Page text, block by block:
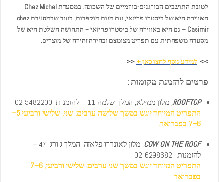
לטובת התושבים הבורגנים-בוהמיים של השכונה. במסעדת Chez Michel
האווירה היא של ביסטרו פריזאי, עם מנות מוקפדות, בעוד שבמסעדת chez
Casimir – גם היא באווירה של ביסטרו פריזאי – התחושה השלטת היא של
מסעדה משפחתית עם תפריט מצומצם ובחירה זהירה של מוצרים.
>> למידע נוסף לחצו כאן + <<
פרטים להזמנת מקומות :
ROOFTOP
,מלון ממילא, המלך שלמה 11 – להזמנות: 02-5482200
התפריט המיוחד יוגש במשך שלושה ערבים: שני, שלישי ורביעי 5–
6–7 בפברואר.
COW ON THE ROOF, מלון לאונרדו פלאזה, המלך ג'ורג' 47
–
להזמנות : 02-6298682
התפריט המיוחד יוגש במשך שני ערבים: שלישי ורביעי, 6–7
בפברואר